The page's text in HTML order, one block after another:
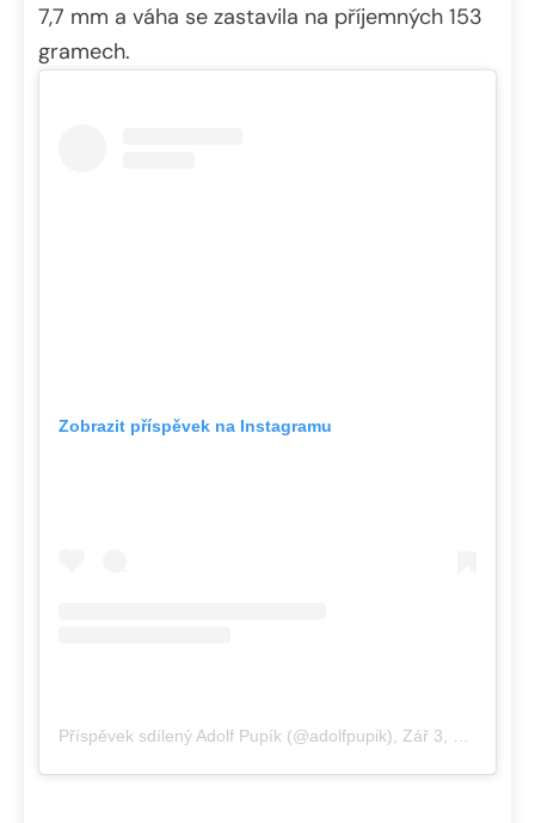
7,7 mm a váha se zastavila na příjemných 153
gramech.
Zobrazit příspěvek na Instagramu
Příspěvek sdílený Adolf Pupík (@adolfpupik) Zář 3, 2018 v 3:31 PDT